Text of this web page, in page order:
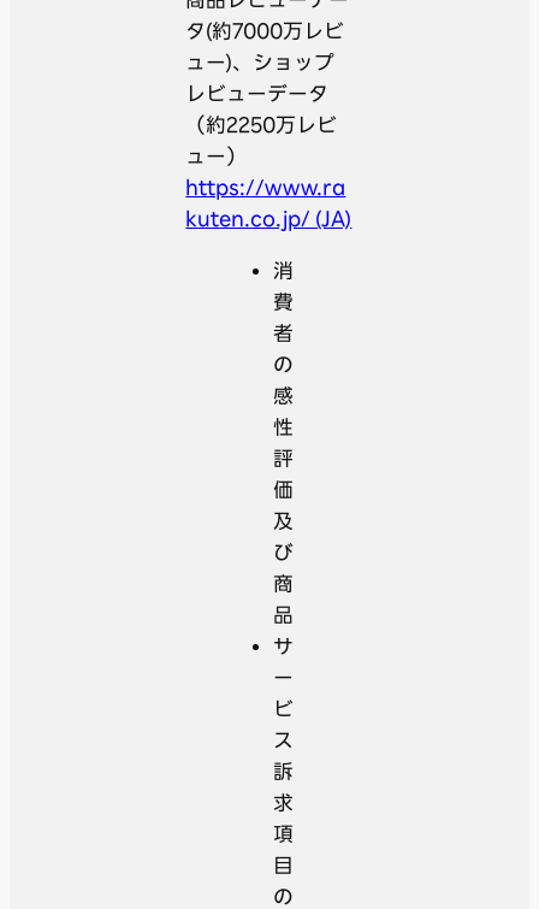
タ(約7000万レビ
ュー)、ショップ
レビューデータ
（約2250万レビ
ュー）
https://www.ra
kuten.co.jp/ (JA)
消
費
者
の
感
性
評
価
及
び
商
品
サ
ー
ビ
ス
訴
求
項
目
の